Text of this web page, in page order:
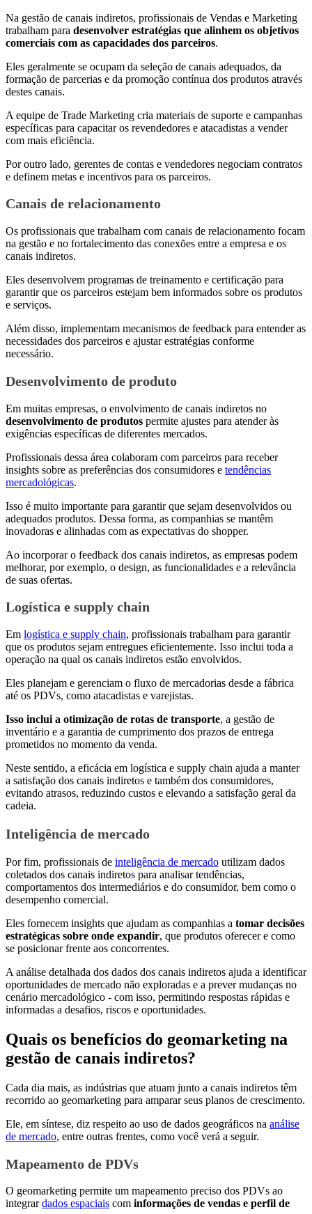
Na gestão de canais indiretos, profissionais de Vendas e Marketing
trabalham para desenvolver estratégias que alinhem os objetivos
comerciais com as capacidades dos parceiros.
Eles geralmente se ocupam da seleção de canais adequados, da
formação de parcerias e da promoção contínua dos produtos através
destes canais.
A equipe de Trade Marketing cria materiais de suporte e campanhas
específicas para capacitar os revendedores e atacadistas a vender
com mais eficiência.
Por outro lado, gerentes de contas e vendedores negociam contratos
e definem metas e incentivos para os parceiros.
Canais de relacionamento
Os profissionais que trabalham com canais de relacionamento focam
na gestão e no fortalecimento das conexões entre a empresa e os
canais indiretos.
Eles desenvolvem programas de treinamento e certificação para
garantir que os parceiros estejam bem informados sobre os produtos
e serviços.
Além disso, implementam mecanismos de feedback para entender as
necessidades dos parceiros e ajustar estratégias conforme
necessário.
Desenvolvimento de produto
Em muitas empresas, o envolvimento de canais indiretos no
desenvolvimento de produtos permite ajustes para atender às
exigências específicas de diferentes mercados.
Profissionais dessa área colaboram com parceiros para receber
insights sobre as preferências dos consumidores e tendências
mercadológicas.
Isso é muito importante para garantir que sejam desenvolvidos ou
adequados produtos. Dessa forma, as companhias se mantêm
inovadoras e alinhadas com as expectativas do shopper.
Ao incorporar o feedback dos canais indiretos, as empresas podem
melhorar, por exemplo, o design, as funcionalidades e a relevância
de suas ofertas.
Logística e supply chain
Em logística e supply chain, profissionais trabalham para garantir
que os produtos sejam entregues eficientemente. Isso inclui toda a
operação na qual os canais indiretos estão envolvidos.
Eles planejam e gerenciam o fluxo de mercadorias desde a fábrica
até os PDVs, como atacadistas e varejistas.
Isso inclui a otimização de rotas de transporte, a gestão de
inventário e a garantia de cumprimento dos prazos de entrega
prometidos no momento da venda.
Neste sentido, a eficácia em logística e supply chain ajuda a manter
a satisfação dos canais indiretos e também dos consumidores,
evitando atrasos, reduzindo custos e elevando a satisfação geral da
cadeia.
Inteligência de mercado
Por fim, profissionais de inteligência de mercado utilizam dados
coletados dos canais indiretos para analisar tendências,
comportamentos dos intermediários e do consumidor, bem como o
desempenho comercial.
Eles fornecem insights que ajudam as companhias a tomar decisões
estratégicas sobre onde expandir, que produtos oferecer e como
se posicionar frente aos concorrentes.
A análise detalhada dos dados dos canais indiretos ajuda a identificar
oportunidades de mercado não exploradas e a prever mudanças no
cenário mercadológico - com isso, permitindo respostas rápidas e
informadas a desafios, riscos e oportunidades.
Quais os benefícios do geomarketing na
gestão de canais indiretos?
Cada dia mais, as indústrias que atuam junto a canais indiretos têm
recorrido ao geomarketing para amparar seus planos de crescimento.
Ele, em síntese, diz respeito ao uso de dados geográficos na análise
de mercado, entre outras frentes, como você verá a seguir.
Mapeamento de PDVs
O geomarketing permite um mapeamento preciso dos PDVs ao
integrardados espaciais com informações de vendas e perfil de